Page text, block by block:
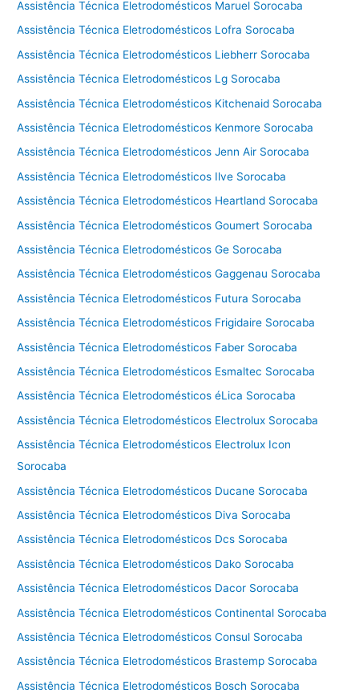
Assistência Técnica Eletrodomésticos Maruel Sorocaba
Assistência Técnica Eletrodomésticos Lofra Sorocaba
Assistência Técnica Eletrodomésticos Liebherr Sorocaba
Assistência Técnica Eletrodomésticos Lg Sorocaba
Assistência Técnica Eletrodomésticos Kitchenaid Sorocaba
Assistência Técnica Eletrodomésticos Kenmore Sorocaba
Assistência Técnica Eletrodomésticos Jenn Air Sorocaba
Assistência Técnica Eletrodomésticos Ilve Sorocaba
Assistência Técnica Eletrodomésticos Heartland Sorocaba
Assistência Técnica Eletrodomésticos Goumert Sorocaba
Assistência Técnica Eletrodomésticos Ge Sorocaba
Assistência Técnica Eletrodomésticos Gaggenau Sorocaba
Assistência Técnica Eletrodomésticos Futura Sorocaba
Assistência Técnica Eletrodomésticos Frigidaire Sorocaba
Assistência Técnica Eletrodomésticos Faber Sorocaba
Assistência Técnica Eletrodomésticos Esmaltec Sorocaba
Assistência Técnica Eletrodomésticos éLica Sorocaba
Assistência Técnica Eletrodomésticos Electrolux Sorocaba
Assistência Técnica Eletrodomésticos Electrolux Icon
Sorocaba
Assistência Técnica Eletrodomésticos Ducane Sorocaba
Assistência Técnica Eletrodomésticos Diva Sorocaba
Assistência Técnica Eletrodomésticos Dcs Sorocaba
Assistência Técnica Eletrodomésticos Dako Sorocaba
Assistência Técnica Eletrodomésticos Dacor Sorocaba
Assistência Técnica Eletrodomésticos Continental Sorocaba
Assistência Técnica Eletrodomésticos Consul Sorocaba
Assistência Técnica Eletrodomésticos Brastemp Sorocaba
Assistência Técnica Eletrodomésticos Bosch Sorocaba